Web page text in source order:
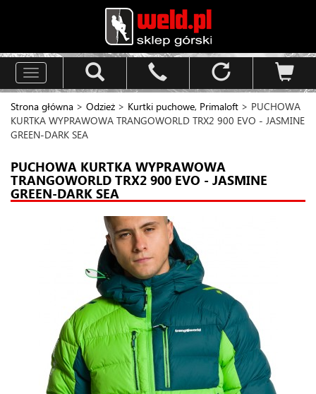
Toggle
navigation
Strona główna > Odzież > Kurtki puchowe, Primaloft > PUCHOWA
KURTKA WYPRAWOWA TRANGOWORLD TRX2 900 EVO - JASMINE
GREEN-DARK SEA
PUCHOWA KURTKA WYPRAWOWA
TRANGOWORLD TRX2 900 EVO - JASMINE
GREEN-DARK SEA